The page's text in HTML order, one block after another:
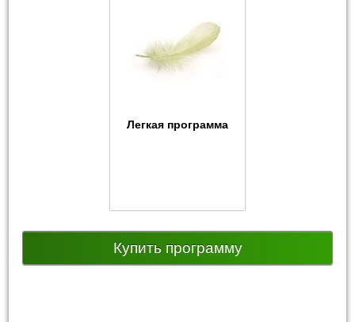
Легкая программа
Купить программу